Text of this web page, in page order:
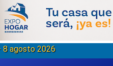
8 agosto 2026